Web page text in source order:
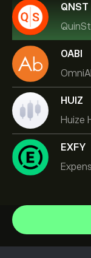
QNST
OABI
HUIZ
Huize
EXFY
Celestica Inc
Apple